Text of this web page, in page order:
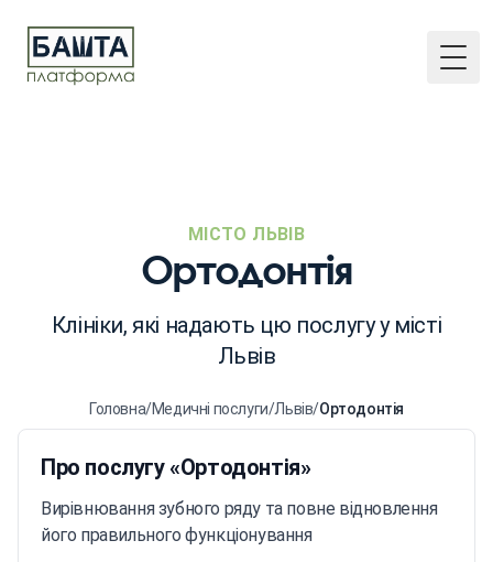
МІСТО ЛЬВІВ
Ортодонтія
Клініки, які надають цю послугу у місті
Львів
Головна/Медичні послуги/Львів/Ортодонтія
Про послугу «Ортодонтія»
Вирівнювання зубного ряду та повне відновлення
його правильного функціонування